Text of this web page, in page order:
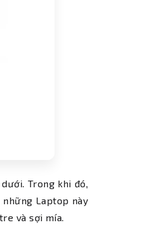
Trong khi đó,
những Laptop này
và sợi mía.